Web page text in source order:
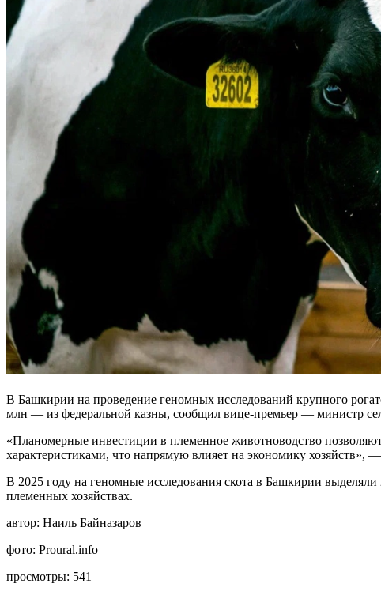
В Башкирии на проведение геномных исследований крупного
млн — из федеральной казны, сообщил вице-премьер — министр
«Планомерные инвестиции в племенное животноводство
характеристиками, что напрямую влияет на экономику хозяйств», —
В 2025 году на геномные исследования скота в Башкирии
племенных хозяйствах.
автор: Наиль Байназаров
фото: Proural.info
просмотры: 541